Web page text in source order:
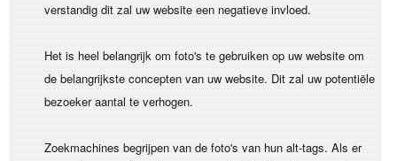
verstandig dit zal uw website een negatieve invloed.
Het is heel belangrijk om foto's te gebruiken op uw website om
de belangrijkste concepten van uw website. Dit zal uw potentiële
bezoeker aantal te verhogen.
Zoekmachines begrijpen van de foto's van hun alt-tags. Als er